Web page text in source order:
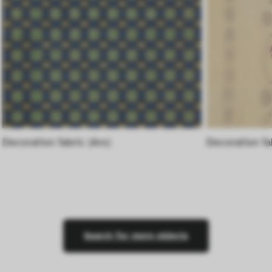
Verhalten anonym gesammelt und
ausgewertet werden.
Decoration fabric (Aro) Decoration
Search for more objects